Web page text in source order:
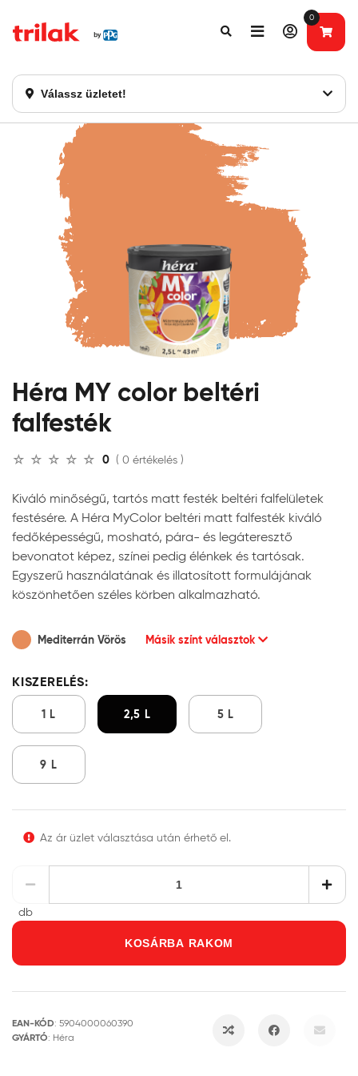
Válassz üzletet!
0
Fontos tájékoztatás!
Héra MY color beltéri
falfesték
0 ( 0 értékelés )
Kiváló minőségű, tartós matt festék beltéri falfelületek
festésére. A Héra MyColor beltéri matt falfesték kiváló
fedőképességű, mosható, pára- és legáteresztő
bevonatot képez, színei pedig élénkek és tartósak.
Egyszerű használatának és illatosított formulájának
köszönhetően széles körben alkalmazható.
Mediterrán Vörös Másik színt választok
KISZERELÉS:
1 L 2,5 L 5 L
9 L
Az ár üzlet választása után érhető el.
db
KOSÁRBA RAKOM
EAN-KÓD: 5904000060390
GYÁRTÓ: Héra